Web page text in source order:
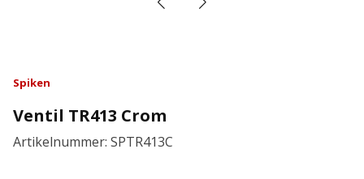
Spiken
Ventil TR413 Crom
Artikelnummer: SPTR413C